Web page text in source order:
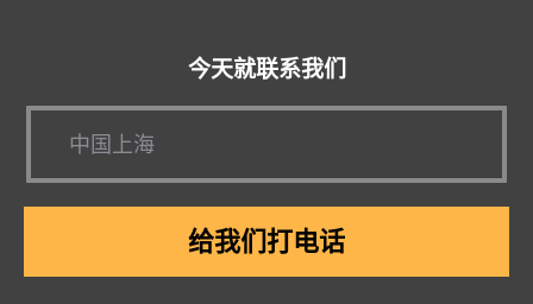
今天就联系我们
给我们打电话